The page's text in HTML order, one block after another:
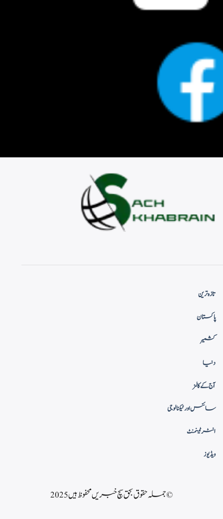
تازہ ترین
پاکستان
کشمیر
دنیا
آج کے کالمز
سائنس اور ٹیکنالوجی
انٹرٹینمنٹ
ویڈیوز
© جملہ حقوق بحق سچ خبریں محفوظ ہیں 2025